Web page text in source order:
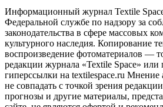
Информационный журнал Textile Space
Федеральной службе по надзору за
законодательства в сфере массовых
культурного наследия. Копирование
воспроизведение фотоматериалов —
редакции журнала «Textile Space» или
гиперссылки на textilespace.ru Мнение
не совпадать с точкой зрения
прогнозы и другие материалы,